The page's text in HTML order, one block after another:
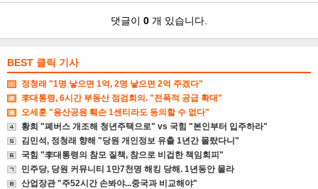
글
댓글이 0 개 있습니다.
BEST 클릭 기사
정청래 "1명 낳으면 1억, 2명 낳으면 2억 주겠다"
李대통령, 6시간 부동산 점검회의. "전폭적 공급 확대"
오세훈 "용산공원 훼손 1센티라도 동의할 수 없다"
황희 "폐버스 개조해 청년주택으로" vs 국힘 "본인부터 입주하라"
김민석, 정청래 향해 "당원 개인정보 유출 1년간 몰랐다니"
국힘 "李대통령의 참모 질책, 참으로 비겁한 책임회피"
민주당, 당원 커뮤니티 1만7천명 해킹 당해. 1년동안 몰라
산업장관 "주52시간 손봐야...중국과 비교해야"